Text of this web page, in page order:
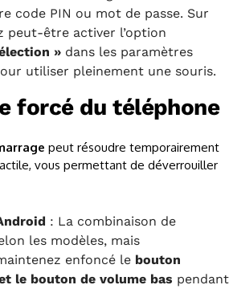
code PIN ou mot de passe. Sur
peut-être activer l’option
» dans les paramètres
utiliser pleinement une souris.
forcé du téléphone
peut résoudre temporairement
vous permettant de déverrouiller
: La combinaison de
les modèles, mais
enfoncé le bouton
le bouton de volume bas pendant